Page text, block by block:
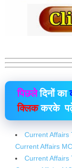
पिछलेदिनों का
क्लिककरके
Current Affairs
Current Affairs
Current Affairs